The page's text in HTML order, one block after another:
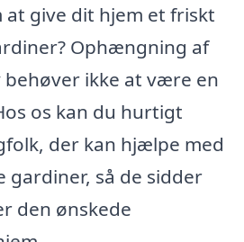
at give dit hjem et friskt
Ophængning af
ikke at være en
os kan du hurtigt
der kan hjælpe med
så de sidder
den ønskede